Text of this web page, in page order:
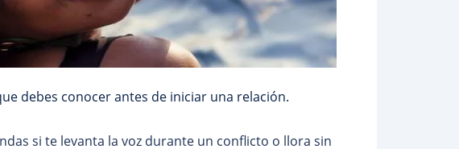
debes conocer antes de iniciar una relación.
si te levanta la voz durante un conflicto o llora sin